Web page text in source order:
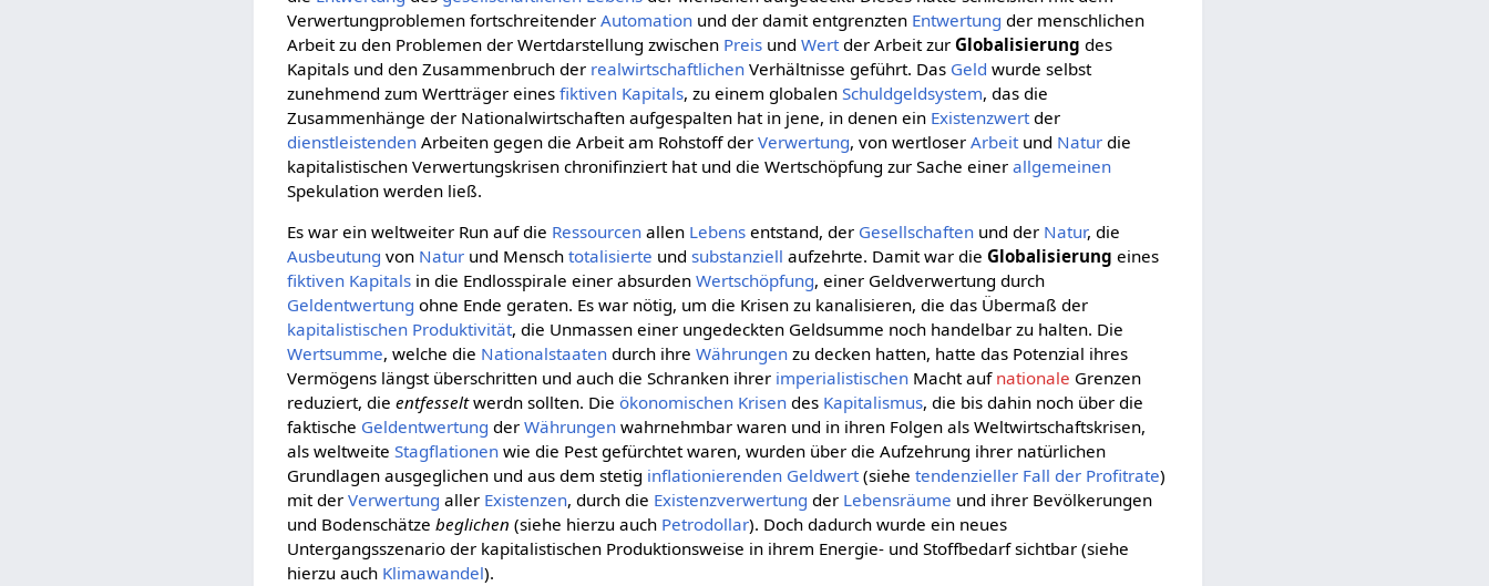
Verwertungproblemen fortschreitenderAutomation und der damit entgrenzten Entwertung der menschlichen
Arbeit zu den Problemen der Wertdarstellung zwischen Preis undWertder Arbeit zurGlobalisierung des
Kapitals und den Zusammenbruch der realwirtschaftlichen Verhältnisse geführt. Das Geld wurde selbst
zunehmend zum Wertträger einesfiktiven Kapitals, zu einem globalenSchuldgeldsystem, das die
Zusammenhänge der Nationalwirtschaften aufgespalten hat in jene, in denen ein Existenzwertder
dienstleistenden Arbeiten gegen die Arbeit am Rohstoff derVerwertung, von wertloserArbeitund Natur die
kapitalistischen Verwertungskrisen chronifinziert hat und die Wertschöpfung zur Sache einerallgemeinen
Spekulation werden ließ.
Es war ein weltweiter Run auf die Ressourcen allen Lebens entstand, der Gesellschaften und der Natur, die
Ausbeutung von Natur und Menschtotalisierte undsubstanziell aufzehrte. Damit war dieGlobalisierung eines
fiktiven Kapitals in die Endlosspirale einer absurdenWertschöpfung, einer Geldverwertung durch
Geldentwertung ohne Ende geraten. Es war nötig, um die Krisen zu kanalisieren, die das Übermaß der
kapitalistischen Produktivität, die Unmassen einer ungedeckten Geldsumme noch handelbar zu halten. Die
Wertsumme, welche die Nationalstaaten durch ihreWährungen zu decken hatten, hatte das Potenzial ihres
Vermögens längst überschritten und auch die Schranken ihrer imperialistischen Macht auf nationale Grenzen
reduziert, dieentfesseltwerdn sollten. Dieökonomischen Krisen des Kapitalismus, die bis dahin noch über die
faktische Geldentwertung derWährungen wahrnehmbar waren und in ihren Folgen als Weltwirtschaftskrisen,
als weltweiteStagflationen wie die Pest gefürchtet waren, wurden über die Aufzehrung ihrer natürlichen
Grundlagen ausgeglichen und aus dem stetig inflationierenden Geldwert(siehetendenzieller Fall der Profitrate)
mit derVerwertung aller Existenzen, durch die Existenzverwertung der Lebensräume und ihrer Bevölkerungen
und Bodenschätzebeglichen (siehe hierzu auch Petrodollar). Doch dadurch wurde ein neues
Untergangsszenario der kapitalistischen Produktionsweise in ihrem Energie- und Stoffbedarf sichtbar (siehe
hierzu auch Klimawandel).